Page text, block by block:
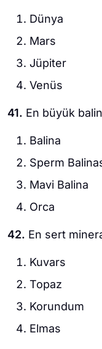
Dünya
Mars
Jüpiter
Venüs
41. En büyük
Balina
Sperm
Mavi Balina
Orca
42. En sert
Kuvars
Topaz
Korundum
Elmas